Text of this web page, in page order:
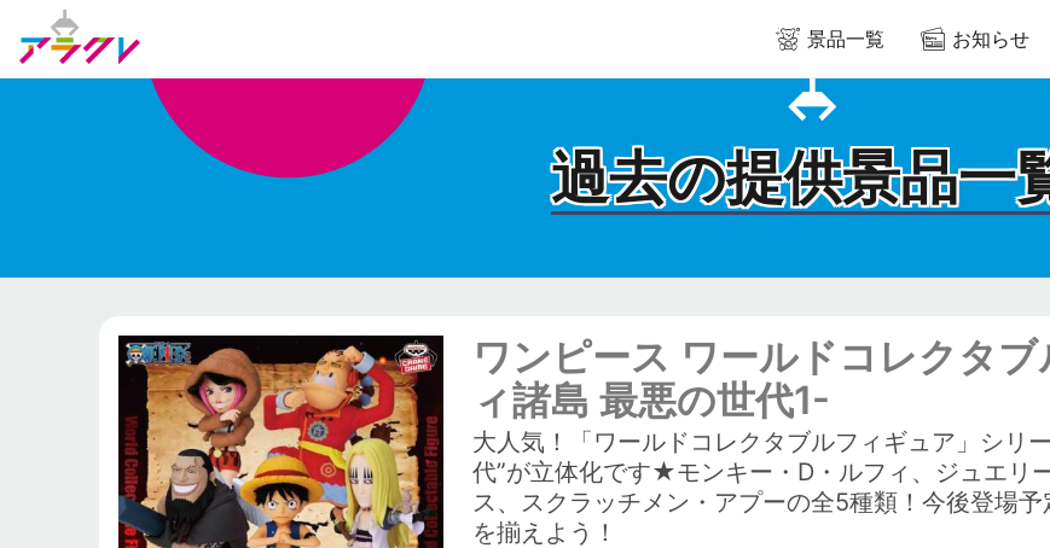
景品一覧 お知らせ
過去の提供景品一
ワンピース ワールドコレクタ
ィ諸島 最悪の世代1-
大人気！「ワールドコレクタブルフィギュア」シリ
代”が立体化です★モンキー・D・ルフィ、ジュエリ
ス、スクラッチメン・アプーの全5種類！今後登場
を揃えよう！